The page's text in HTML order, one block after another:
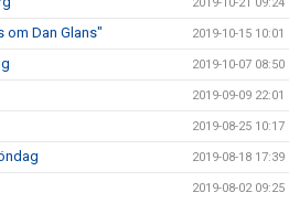
om Dan Glans" 2019-10-15 10:01
2019-10-07 08:50
2019-09-09 22:01
2019-08-25 10:17
2019-08-18 17:39
2019-08-02 09:25